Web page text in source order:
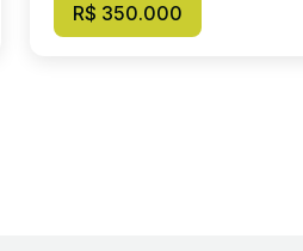
R$ 350.000